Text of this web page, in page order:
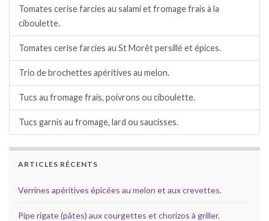
Tomates cerise farcies au salami et fromage frais à la
ciboulette.
Tomates cerise farcies au St Morêt persillé et épices.
Trio de brochettes apéritives au melon.
Tucs au fromage frais, poivrons ou ciboulette.
Tucs garnis au fromage, lard ou saucisses.
ARTICLES RÉCENTS
Verrines apéritives épicées au melon et aux crevettes.
Pipe rigate (pâtes) aux courgettes et chorizos à griller.